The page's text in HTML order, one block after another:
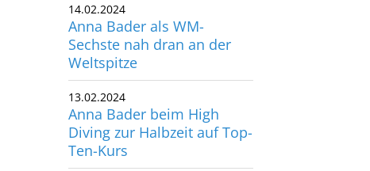
14.02.2024
Anna Bader als WM-
Sechste nah dran an der
Weltspitze
13.02.2024
Anna Bader beim High
Diving zur Halbzeit auf Top-
Ten-Kurs
Deutscher Schwimm-Verband e.V.
Korbacher Straße 93
D-34132 Kassel